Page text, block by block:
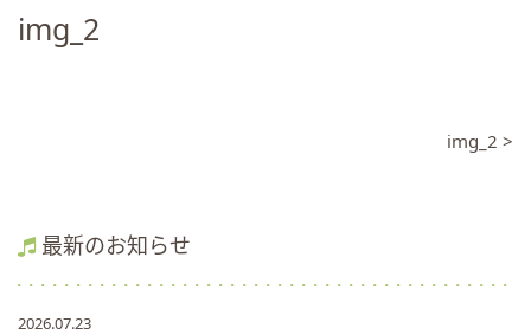
img_2
img_2 >
最新のお知らせ
2026.07.23